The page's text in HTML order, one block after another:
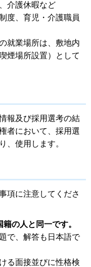
介護休暇など
度、育児・介護職員
就業場所は、敷地内
煙場所設置）として
報及び採用選考の結
者において、採用選
、使用します。
項に注意してくださ
の人と同一です。
で、解答も日本語で
る面接並びに性格検